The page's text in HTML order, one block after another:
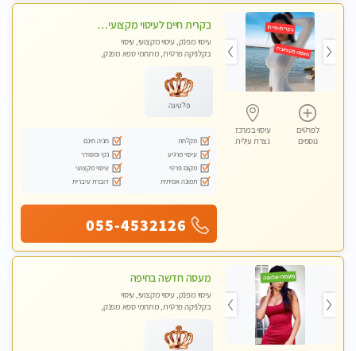
לפרטים
נוספים
עיסוי במרכז
נצרת עילית
בקרית חיים לעיסוי מקצועי ואיכותי מומלץ
עיסוי מפנק, עיסוי מקצועי, עיסוי
בקלניקה פרטית, מתחמי ספא מפנק,
פלטינה
מקלחת
חניה חינם
עיסוי מרגיע
נקי ומסודר
מקום פרטי
עיסוי מקצועי
תמונה אמיתית
דוברת עיברית
055-4532126
מעסה חדשה בחיפה
עיסוי מפנק, עיסוי מקצועי, עיסוי
בקלניקה פרטית, מתחמי ספא מפנק,